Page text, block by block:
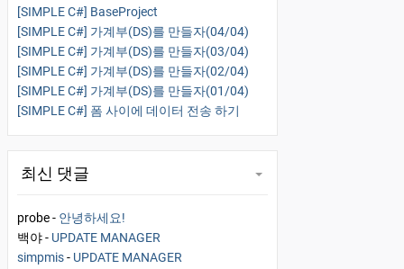
[SIMPLE C#] BaseProject
[SIMPLE C#] 가계부(DS)를 만들자(04/04)
[SIMPLE C#] 가계부(DS)를 만들자(03/04)
[SIMPLE C#] 가계부(DS)를 만들자(02/04)
[SIMPLE C#] 가계부(DS)를 만들자(01/04)
[SIMPLE C#] 폼 사이에 데이터 전송 하기
최신 댓글
probe- 안녕하세요!
백야- UPDATE MANAGER
simpmis- UPDATE MANAGER